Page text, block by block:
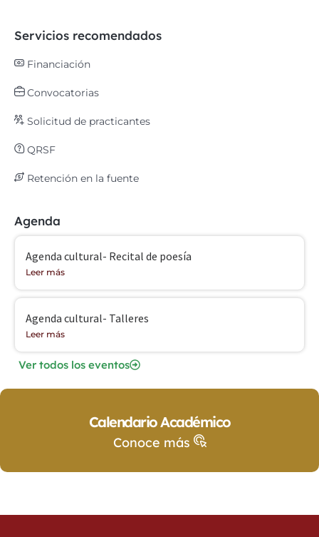
Servicios recomendados
Financiación
Convocatorias
Solicitud de practicantes
QRSF
Retención en la fuente
Agenda
Agenda cultural- Recital de poesía
Leer más
Agenda cultural- Talleres
Leer más
Ver todos los eventos
Calendario Académico
Conoce más